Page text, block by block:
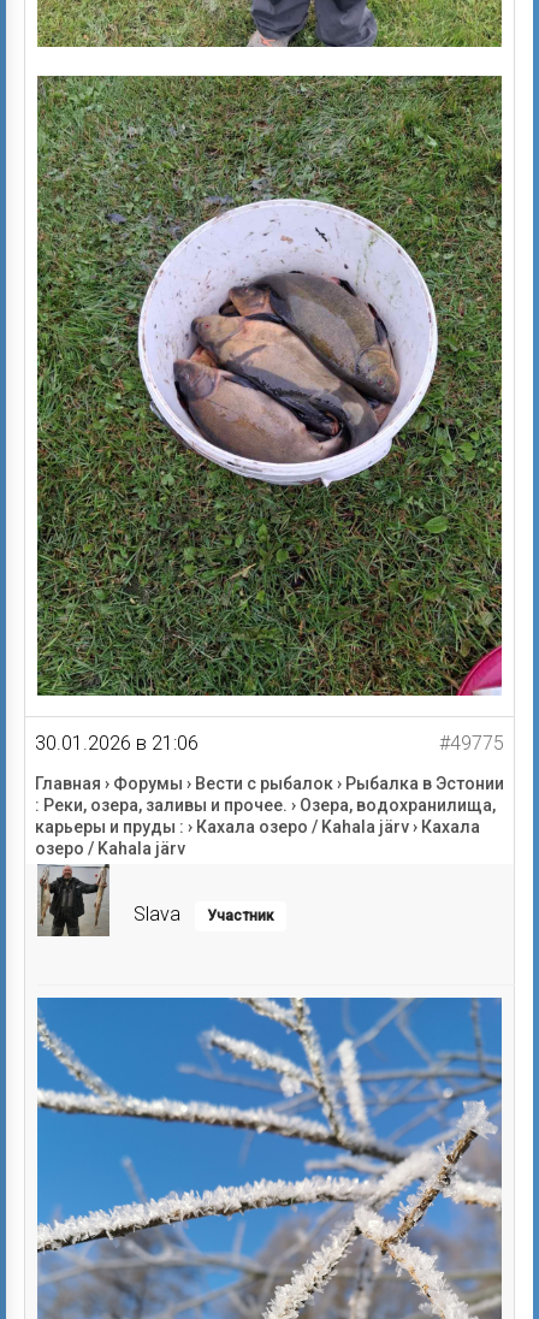
30.01.2026 в 21:06 #49775
Главная › Форумы › Вести с рыбалок› Рыбалка в Эстонии
: Реки, озера, заливы и прочее. › Озера, водохранилища,
карьеры и пруды : › Кахала озеро / Kahala järv› Кахала
озеро / Kahala järv
Slava Участник